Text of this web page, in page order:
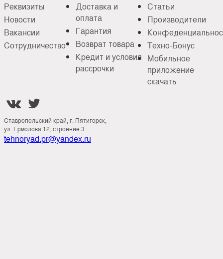
Реквизиты
Новости
Вакансии
Сотрудничество
Доставка и
оплата
Гарантия
Возврат товара
Кредит и условия
рассрочки
Статьи
Производители
Техно-Бонус
Мобильное
приложение
скачать
 
Ставропольский край, г. Пятигорск,
ул. Ермолова 12, строение 3.
tehnoryad.pr@yandex.ru